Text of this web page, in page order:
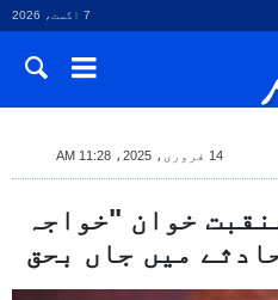
7 اگست، 2026
14 فروری، 2025، 11:28 AM
خوان "خواجہ
میں جاں بحق